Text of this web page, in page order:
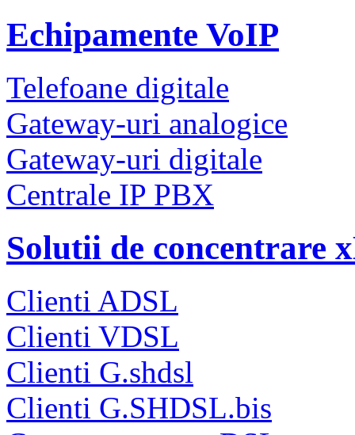
Echipamente VoIP
Telefoane digitale
Gateway-uri analogice
Gateway-uri digitale
Centrale IP PBX
Solutii de concentrare
Clienti ADSL
Clienti VDSL
Clienti G.shdsl
Clienti G.SHDSL.bis